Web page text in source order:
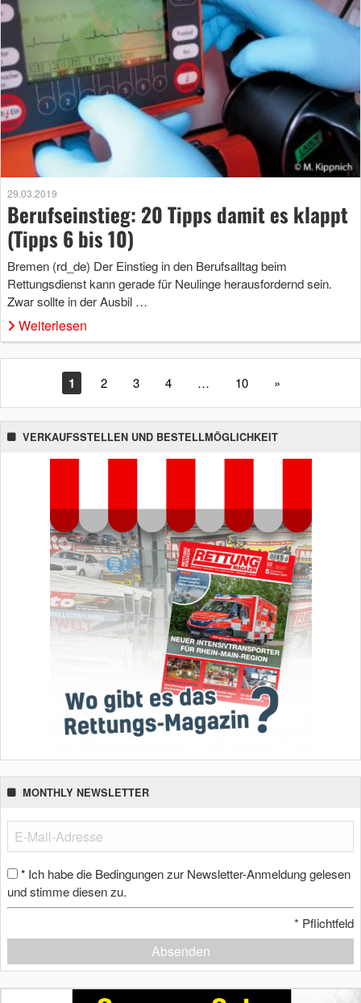
29.03.2019
Berufseinstieg: 20 Tipps damit es klappt
(Tipps 6 bis 10)
Bremen (rd_de) Der Einstieg in den Berufsalltag beim
Rettungsdienst kann gerade für Neulinge herausfordernd sein.
Zwar sollte in der Ausbil …
Weiterlesen
1 2 3 4 … 10 »
VERKAUFSSTELLEN UND BESTELLMÖGLICHKEIT
MONTHLY NEWSLETTER
* Ich habe die Bedingungen zur Newsletter-Anmeldung gelesen
und stimme diesen zu.
* Pflichtfeld
Absenden